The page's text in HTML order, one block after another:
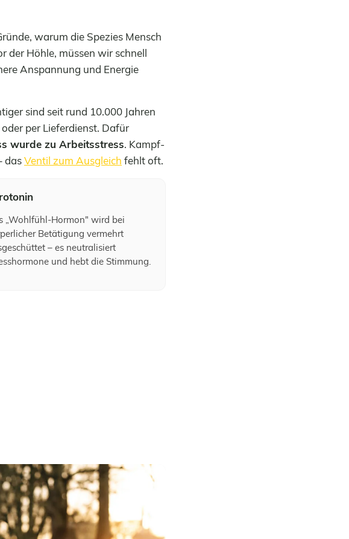
warum die Spezies Mensch
der Höhle, müssen wir schnell
Anspannung und Energie
sind seit rund 10.000 Jahren
per Lieferdienst. Dafür
wurde zu Arbeitsstress. Kampf-
dasVentil zum Ausgleich fehlt oft.
„Wohlfühl-Hormon" wird bei
Betätigung vermehrt
– es neutralisiert
und hebt die Stimmung.